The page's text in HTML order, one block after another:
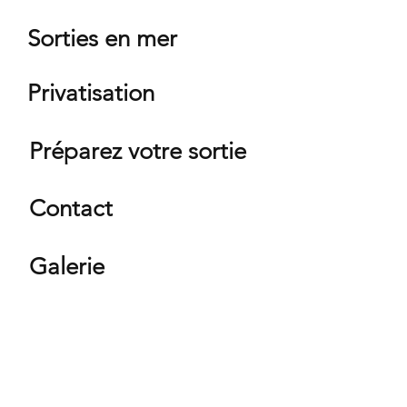
Sorties en mer
Privatisation
Préparez votre sortie
Contact
Galerie